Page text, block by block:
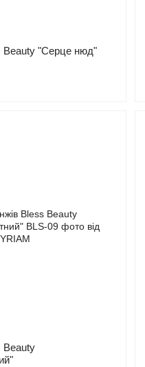
Beauty "Серце нюд"
Beauty